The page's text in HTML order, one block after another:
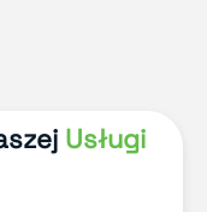
Usługi